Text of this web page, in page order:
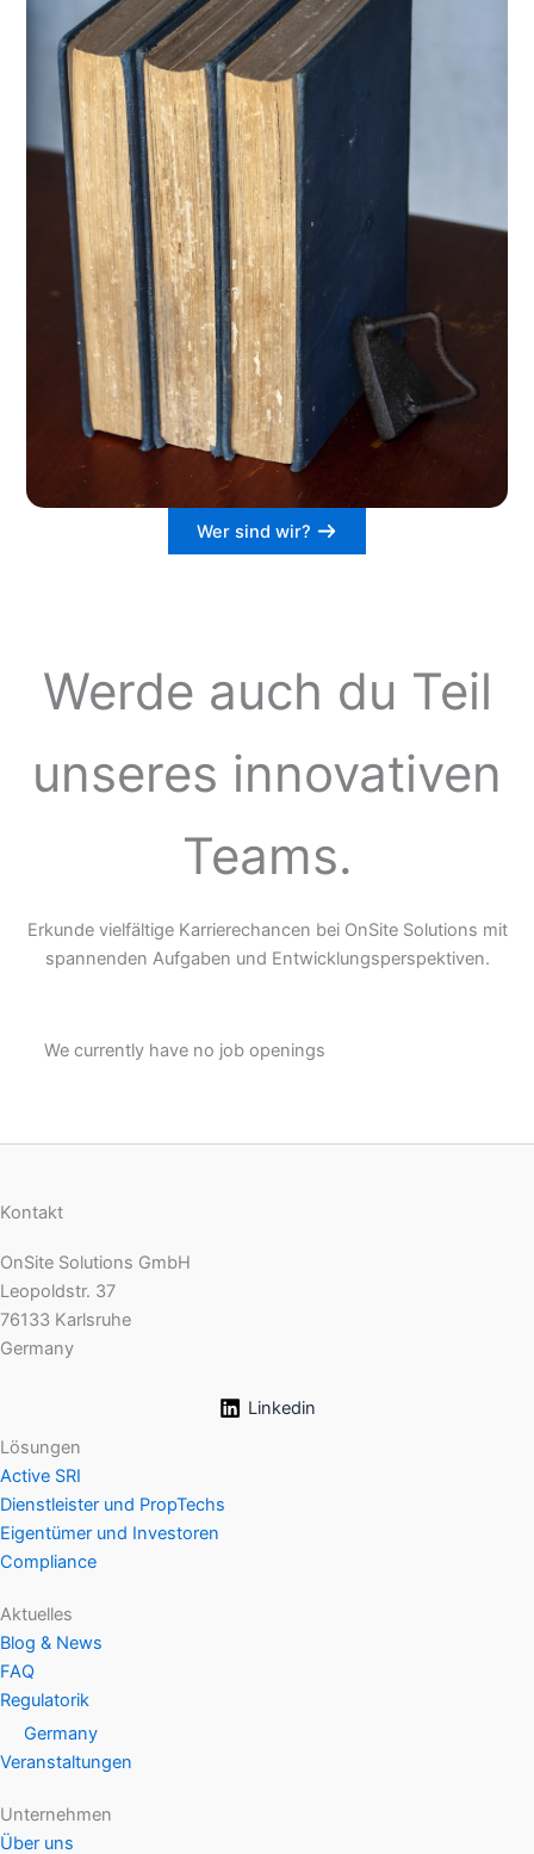
Wer sind wir?
Werde auch du Teil
unseres innovativen
Teams.
Erkunde vielfältige Karrierechancen bei OnSite Solutions mit
spannenden Aufgaben und Entwicklungsperspektiven.
We currently have no job openings
Kontakt
OnSite Solutions GmbH
Leopoldstr. 37
76133 Karlsruhe
Germany
Linkedin
Lösungen
Active SRI
Dienstleister und PropTechs
Eigentümer und Investoren
Compliance
Aktuelles
Blog & News
FAQ
Regulatorik
Germany
Veranstaltungen
Unternehmen
Über uns